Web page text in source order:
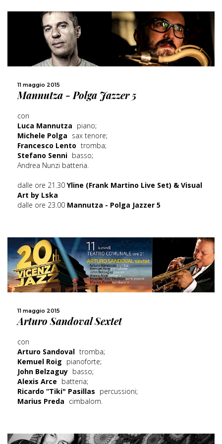
11 maggio 2015
Mannutza - Polga Jazzer 5
con
Luca Mannutza piano;
Michele Polga sax tenore;
Francesco Lento tromba;
Stefano Senni basso;
Andrea Nunzi batteria.
dalle ore 21.30 Yline (Frank Martino Live Set) & Visual
Art by Lska
dalle ore 23.00 Mannutza - Polga Jazzer 5
SCOPRI DI PIÙ
CONDIVIDI
11 maggio 2015
Arturo Sandoval Sextet
con
Arturo Sandoval tromba;
Kemuel Roig pianoforte;
John Belzaguy basso;
Alexis Arce batteria;
Ricardo “Tiki" Pasillas percussioni;
Marius Preda cimbalom.